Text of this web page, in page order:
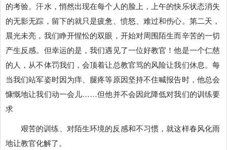
的考验。汗水，悄然出现在每个人的脸上，上午的快乐状态消失
的无影无踪，留下的就只是疲惫、愤怒、难过和伤心。第二天，
晨光未亮，我们睁开惺忪的双眼，开始对周围陌生而辛苦的一切
产生反感。但幸运的是，我们遇见了一位好教官！他是一个仁慈
的人，从不体罚我们，会顶着让总教官骂的风险让我们休息。每
当我们站军姿时因为痒、腿疼等原因坚持不住喊报告时，他总会
慷慨地让我们动一会儿……但他并不会因此降低对我们的训练要
求
艰苦的训练、对陌生环境的反感和不习惯，就这样春风化雨
地让教官化解了。